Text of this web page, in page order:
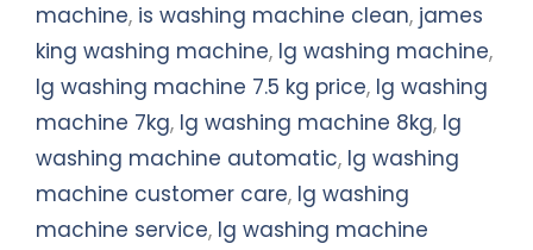
machine, is washing machine clean, james
king washing machine, lg washing machine,
lg washing machine 7.5 kg price, lg washing
machine 7kg, lg washing machine 8kg, lg
washing machine automatic, lg washing
machine customer care, lg washing
machine service, lg washing machine